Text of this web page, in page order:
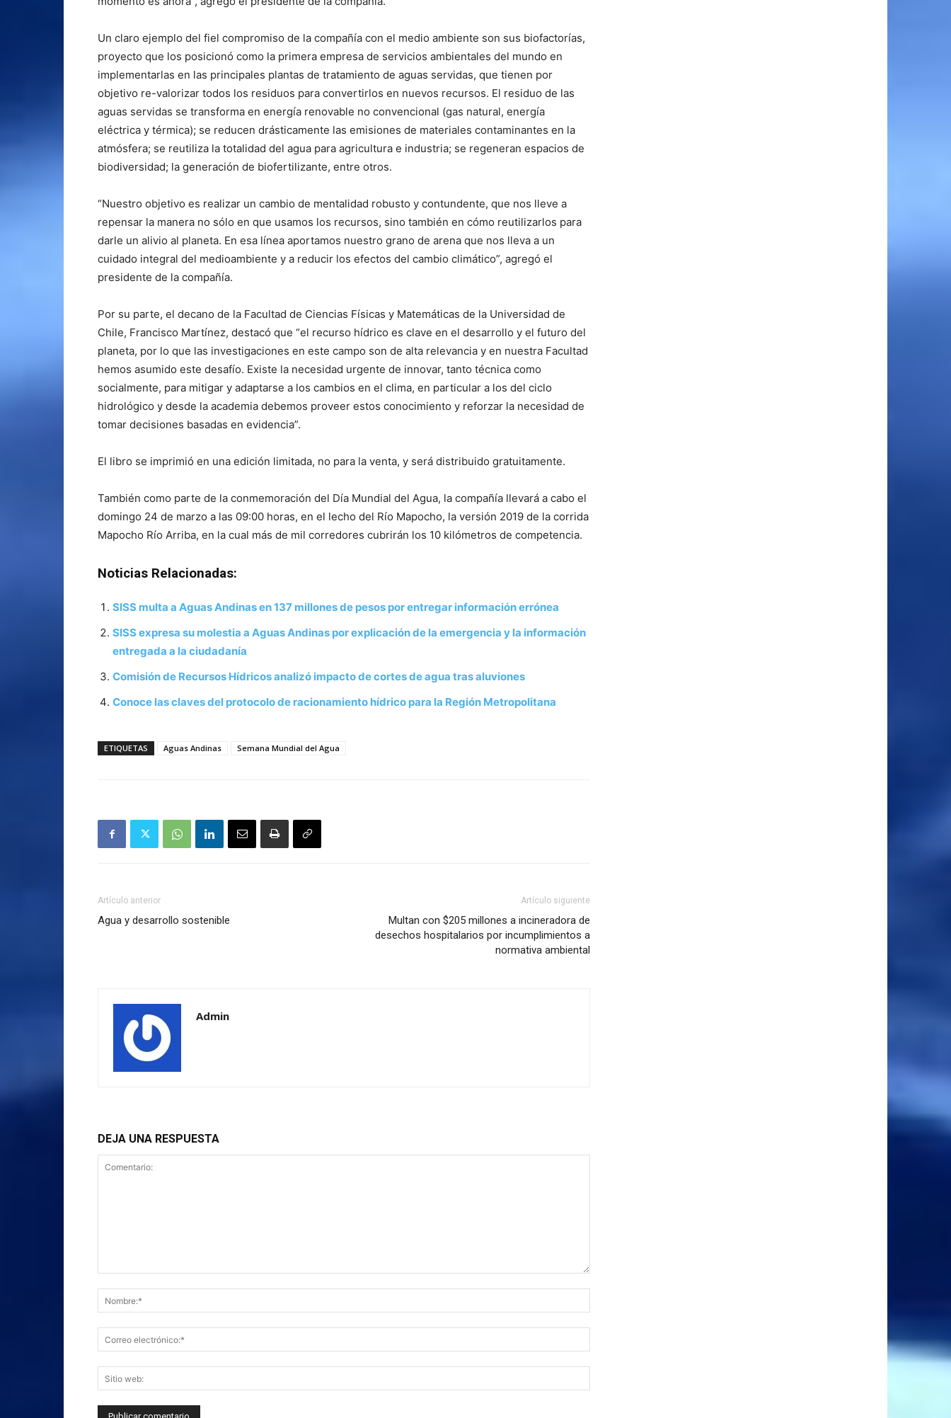
Un claro ejemplo del fiel compromiso de la compañía con el medio ambiente son sus biofactorías,
proyecto que los posicionó como la primera empresa de servicios ambientales del mundo en
implementarlas en las principales plantas de tratamiento de aguas servidas, que tienen por
objetivo re-valorizar todos los residuos para convertirlos en nuevos recursos. El residuo de las
aguas servidas se transforma en energía renovable no convencional (gas natural, energía
eléctrica y térmica); se reducen drásticamente las emisiones de materiales contaminantes en la
atmósfera; se reutiliza la totalidad del agua para agricultura e industria; se regeneran espacios de
biodiversidad; la generación de biofertilizante, entre otros.
“Nuestro objetivo es realizar un cambio de mentalidad robusto y contundente, que nos lleve a
repensar la manera no sólo en que usamos los recursos, sino también en cómo reutilizarlos para
darle un alivio al planeta. En esa línea aportamos nuestro grano de arena que nos lleva a un
cuidado integral del medioambiente y a reducir los efectos del cambio climático”, agregó el
presidente de la compañía.
Por su parte, el decano de la Facultad de Ciencias Físicas y Matemáticas de la Universidad de
Chile, Francisco Martínez, destacó que “el recurso hídrico es clave en el desarrollo y el futuro del
planeta, por lo que las investigaciones en este campo son de alta relevancia y en nuestra Facultad
hemos asumido este desafío. Existe la necesidad urgente de innovar, tanto técnica como
socialmente, para mitigar y adaptarse a los cambios en el clima, en particular a los del ciclo
hidrológico y desde la academia debemos proveer estos conocimiento y reforzar la necesidad de
tomar decisiones basadas en evidencia”.
El libro se imprimió en una edición limitada, no para la venta, y será distribuido gratuitamente.
También como parte de la conmemoración del Día Mundial del Agua, la compañía llevará a cabo el
domingo 24 de marzo a las 09:00 horas, en el lecho del Río Mapocho, la versión 2019 de la corrida
Mapocho Río Arriba, en la cual más de mil corredores cubrirán los 10 kilómetros de competencia.
Noticias Relacionadas:
SISS multa a Aguas Andinas en 137 millones de pesos por entregar información errónea
SISS expresa su molestia a Aguas Andinas por explicación de la emergencia y la información
entregada a la ciudadanía
Comisión de Recursos Hídricos analizó impacto de cortes de agua tras aluviones
Conoce las claves del protocolo de racionamiento hídrico para la Región Metropolitana
ETIQUETAS Aguas Andinas Semana Mundial del Agua
Artículo anterior
Agua y desarrollo sostenible
Artículo siguiente
Multan con $205 millones a incineradora de
desechos hospitalarios por incumplimientos a
normativa ambiental
Admin
DEJA UNA RESPUESTA